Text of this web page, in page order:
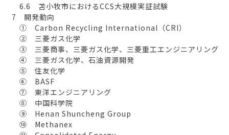
6.6 苫小牧市におけるCCS大規模実証試験
7 開発動向
① Carbon Recycling International（CRI）
② 三菱ガス化学
③ 三菱商事、三菱ガス化学、三菱重工エンジニアリング
④ 三菱ガス化学、石油資源開発
⑤ 住友化学
⑥ BASF
⑦ 東洋エンジニアリング
⑧ 中国科学院
⑨ Henan Shuncheng Group
⑩ Methanex